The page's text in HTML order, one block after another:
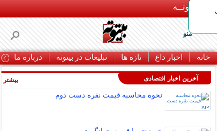
بـیتوتــه
منو
خانه اخبار داغ تازه ها تبلیغات در بیتوته درباره ما
آخرین اخبار اقتصادی
نحوه محاسبه قیمت نقره دست دوم
بیشتر